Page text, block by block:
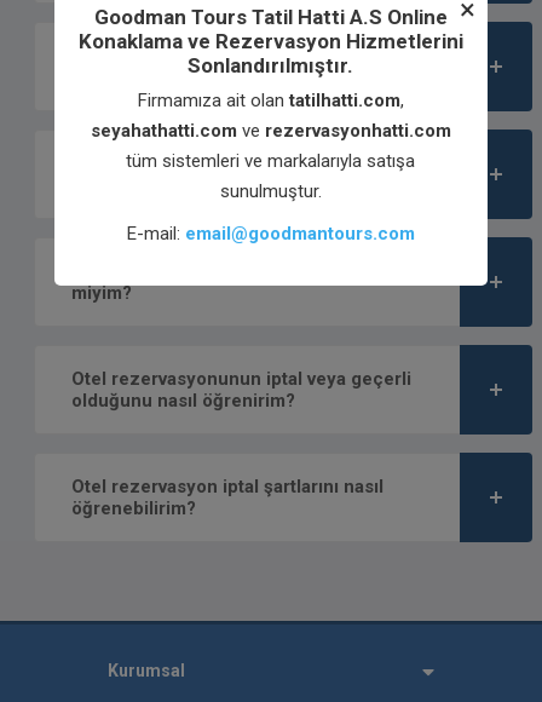
Ücreti ödenmiş otel rezervasyonunun iptali
mümkün müdür?
Ücreti ödenmiş otel rezervasyonun iptalinde
para iadesi alabilir miyim?
miyim?
Otel rezervasyonunun iptal veya geçerli
olduğunu nasıl öğrenirim?
Otel rezervasyon iptal şartlarını nasıl
öğrenebilirim?
Kurumsal
×
Goodman Tours Tatil Hatti A.S Online
Konaklama ve Rezervasyon Hizmetlerini
Sonlandırılmıştır.
Firmamıza ait olantatilhatti.com,
seyahathatti.com ve rezervasyonhatti.com
tüm sistemleri ve markalarıyla satışa
sunulmuştur.
E-mail: email@goodmantours.com